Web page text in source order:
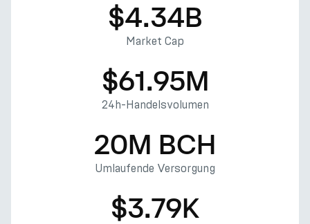
$4.34B
Market Cap
$61.95M
24h-Handelsvolumen
20M BCH
Umlaufende Versorgung
$3.79K